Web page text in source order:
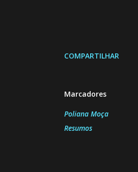
COMPARTILHAR
Marcadores
Poliana Moça
Resumos